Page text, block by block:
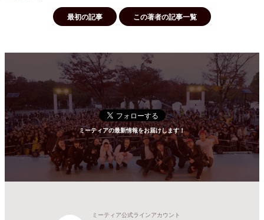
最初の記事 この著者の記事一覧
ミーティアの最新情報をお届けします！
ミーティア公式ラインアカウント